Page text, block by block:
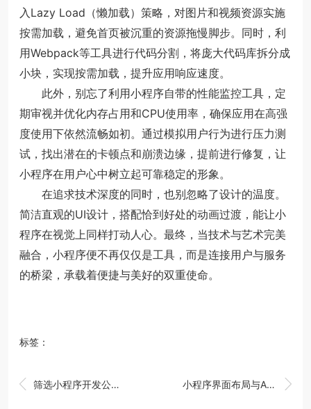
入Lazy Load（懒加载）策略，对图片和视频资源实施
按需加载，避免首页被沉重的资源拖慢脚步。同时，利
用Webpack等工具进行代码分割，将庞大代码库拆分成
小块，实现按需加载，提升应用响应速度。
此外，别忘了利用小程序自带的性能监控工具，定
期审视并优化内存占用和CPU使用率，确保应用在高强
度使用下依然流畅如初。通过模拟用户行为进行压力测
试，找出潜在的卡顿点和崩溃边缘，提前进行修复，让
小程序在用户心中树立起可靠稳定的形象。
在追求技术深度的同时，也别忽略了设计的温度。
简洁直观的UI设计，搭配恰到好处的动画过渡，能让小
程序在视觉上同样打动人心。最终，当技术与艺术完美
融合，小程序便不再仅仅是工具，而是连接用户与服务
的桥梁，承载着便捷与美好的双重使命。
标签：
 筛选小程序开发公司的核心要素 
小程序界面布局与API调用实践